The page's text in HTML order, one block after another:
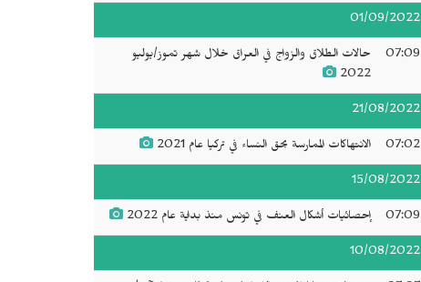
01/09/2022
07:09
حالات الطلاق والزواج في العراق خلال شهر تموز/يوليو
2022
21/08/2022
07:02 الانتهاكات الممارسة بحق النساء في تركيا عام 2021
15/08/2022
07:09 إحصائيات أشكال العنف في تونس منذ بداية عام 2022
10/08/2022